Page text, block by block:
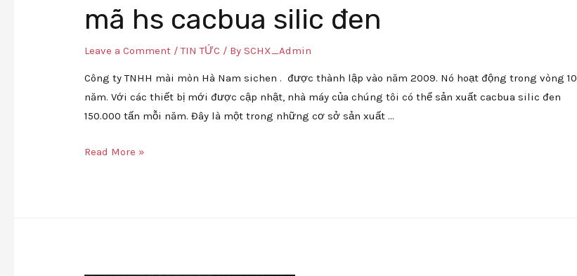
mã hs cacbua silic đen
Leave a Comment /TIN TỨC / BySCHX_Admin
Công ty TNHH mài mòn Hà Nam sichen . được thành lập vào năm 2009. Nó hoạt động trong vòng 10
năm. Với các thiết bị mới được cập nhật, nhà máy của chúng tôi có thể sản xuất cacbua silic đen
150.000 tấn mỗi năm. Đây là một trong những cơ sở sản xuất …
Read More »